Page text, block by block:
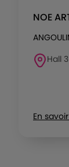
NOE
Hall
En